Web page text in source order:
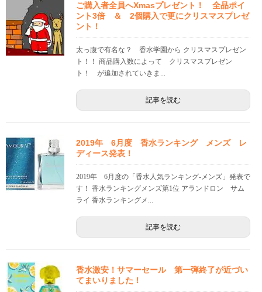
ご購入者全員へXmasプレゼント！ 全品ポイ
ント3倍 ＆ 2個購入で更にクリスマスプレゼ
ント！
太っ腹で有名な？ 香水学園から クリスマスプレゼン
ト！！ 商品購入数によって クリスマスプレゼン
ト！ が追加されていきま...
記事を読む
2019年 6月度 香水ランキング メンズ レ
ディース発表！
2019年 6月度の「香水人気ランキング-メンズ」発表で
す！ 香水ランキングメンズ第1位 アランドロン サム
ライ 香水ランキングメ...
記事を読む
香水激安！サマーセール 第一弾終了が近づい
てまいりました！